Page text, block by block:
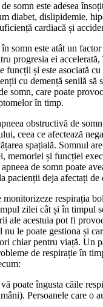
somn este adesea
diabet, dislipidemie,
cardiacă și
somn este atât un
progresia ei
funcții și este asociată
cu demență senilă să
somn, care poate
în timp.
obstructivă de
ceea ce afectează
spațială. Somnul
memoriei și funcției
de somn poate
pacienții deja afectați de
monitorizeze respirația
zilei cât și în timpul
ale acestuia pot fi
nu le poate gestiona și
chiar pentru viață. Un
de respirație în
poate îngusta căile
Persoanele care o